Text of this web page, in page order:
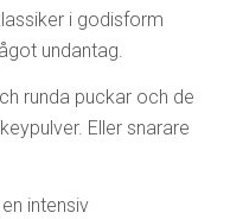
i godisform
undantag.
runda puckar och de
Eller snarare
intensiv